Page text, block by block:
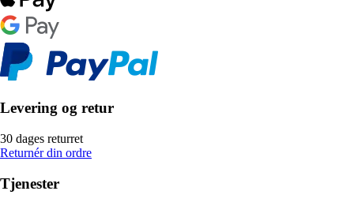
Levering og retur
30 dages returret
Returnér din ordre
Tjenester